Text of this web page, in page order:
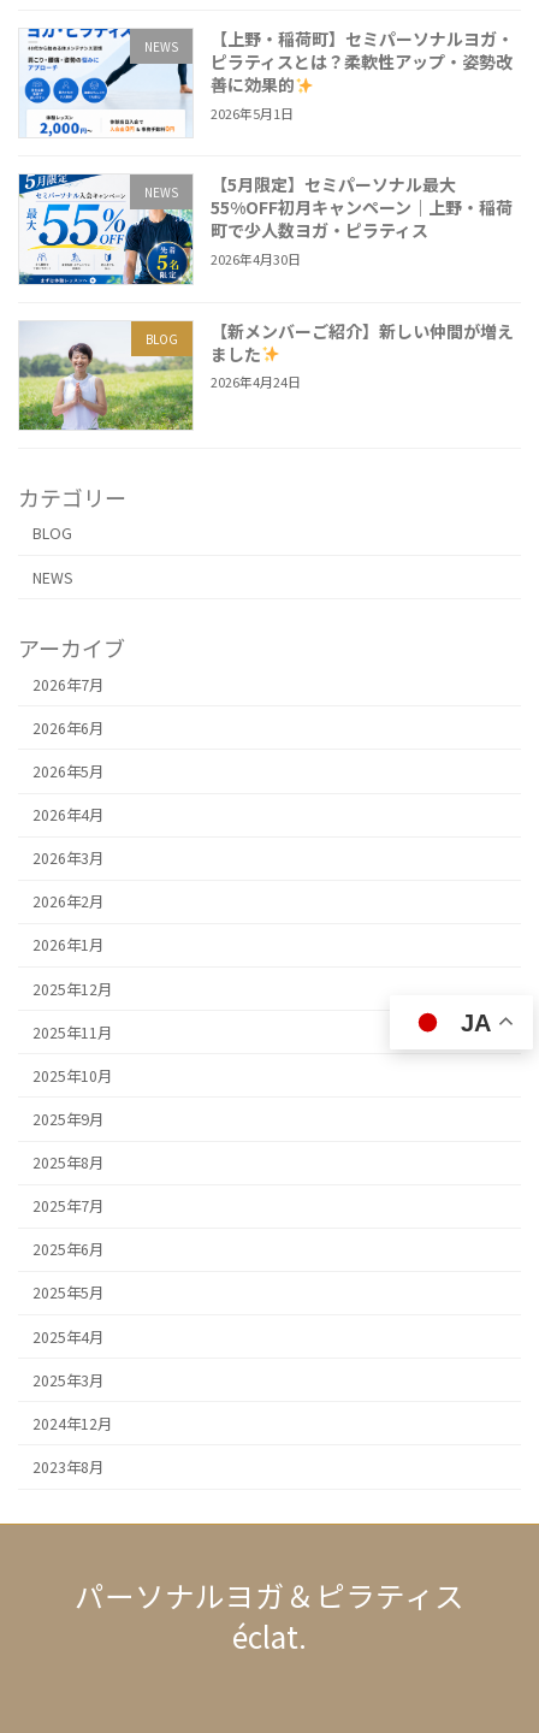
NEWS
【上野・稲荷町】セミパーソナルヨガ・
ピラティスとは？柔軟性アップ・姿勢改
善に効果的
2026年5月1日
NEWS
【5月限定】セミパーソナル最大
55%OFF初月キャンペーン｜上野・稲荷
町で少人数ヨガ・ピラティス
2026年4月30日
BLOG
【新メンバーご紹介】新しい仲間が増え
ました
2026年4月24日
カテゴリー
BLOG
NEWS
アーカイブ
2026年7月
2026年6月
2026年5月
2026年4月
2026年3月
2026年2月
2026年1月
2025年12月
2025年11月
2025年10月
2025年9月
2025年8月
2025年7月
2025年6月
2025年5月
2025年4月
2025年3月
2024年12月
2023年8月
パーソナルヨガ＆ピラティス
éclat.
JA